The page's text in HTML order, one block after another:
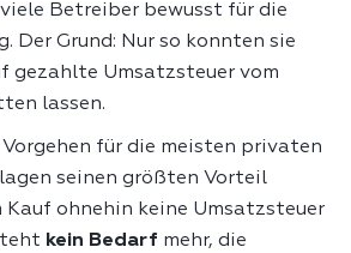
Betreiber bewusst für die
Der Grund: Nur so konnten sie
gezahlte Umsatzsteuer vom
lassen.
für die meisten privaten
seinen größten Vorteil
Kauf ohnehin keine Umsatzsteuer
kein Bedarf mehr, die